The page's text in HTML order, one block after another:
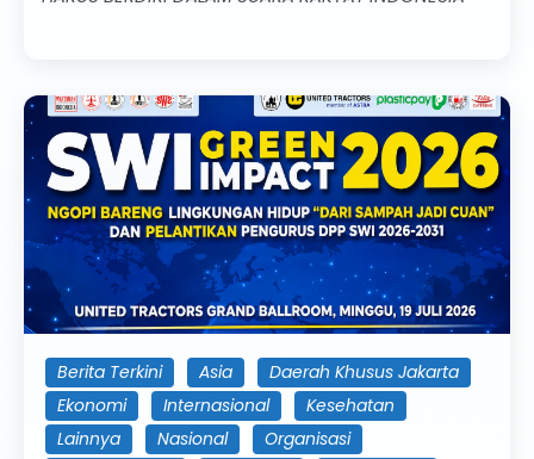
Berita Terkini Asia
Daerah Khusus Jakarta
Ekonomi
Internasional
Kesehatan
Lainnya
Nasional
Organisasi